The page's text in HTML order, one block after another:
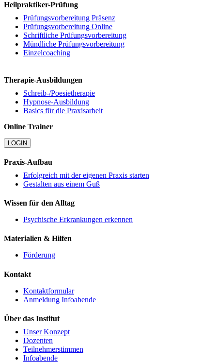
Heilpraktiker-Prüfung
Prüfungsvorbereitung Präsenz
Prüfungsvorbereitung Online
Schriftliche Prüfungsvorbereitung
Mündliche Prüfungsvorbereitung
Einzelcoaching
Therapie-Ausbildungen
Schreib-/Poesietherapie
Hypnose-Ausbildung
Basics für die Praxisarbeit
Online Trainer
LOGIN
Praxis-Aufbau
Erfolgreich mit der eigenen Praxis starten
Gestalten aus einem Guß
Wissen für den Alltag
Psychische Erkrankungen erkennen
Materialien & Hilfen
Förderung
Kontakt
Kontaktformular
Anmeldung Infoabende
Über das Institut
Unser Konzept
Dozenten
Teilnehmerstimmen
Infoabende